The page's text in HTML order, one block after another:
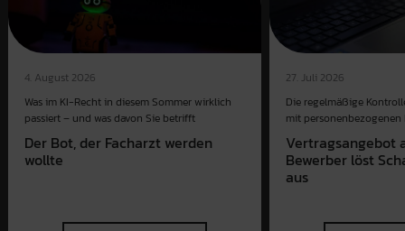
4. August 2026
Was im KI-Recht in diesem Sommer wirklich
passiert – und was davon Sie betrifft
Der Bot, der Facharzt werden
wollte
27. Juli 2026
Die regelmäßige
mit
Vertragsangebot
Bewerber löst
aus